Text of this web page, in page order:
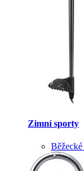
Zimní sporty